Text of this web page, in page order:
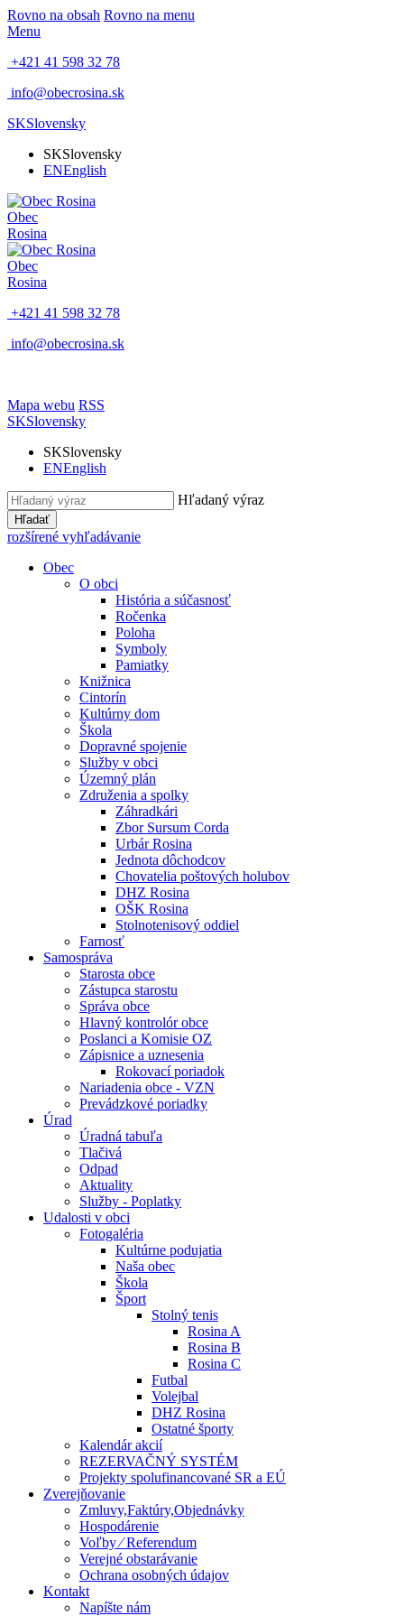
Rovno na obsah Rovno na menu
Menu
+421 41 598 32 78
info@obecrosina.sk
SKSlovensky
SKSlovensky
ENEnglish
Obec
Rosina
Obec
Rosina
+421 41 598 32 78
info@obecrosina.sk
Mapa webu RSS
SKSlovensky
SKSlovensky
ENEnglish
Hľadaný výraz
Hľadať
rozšírené vyhľadávanie
Obec
O obci
História a súčasnosť
Ročenka
Poloha
Symboly
Pamiatky
Knižnica
Cintorín
Kultúrny dom
Škola
Dopravné spojenie
Služby v obci
Územný plán
Združenia a spolky
Záhradkári
Zbor Sursum Corda
Urbár Rosina
Jednota dôchodcov
Chovatelia poštových holubov
DHZ Rosina
OŠK Rosina
Stolnotenisový oddiel
Farnosť
Samospráva
Starosta obce
Zástupca starostu
Správa obce
Hlavný kontrolór obce
Poslanci a Komisie OZ
Zápisnice a uznesenia
Rokovací poriadok
Nariadenia obce - VZN
Prevádzkové poriadky
Úrad
Úradná tabuľa
Tlačivá
Odpad
Aktuality
Služby - Poplatky
Udalosti v obci
Fotogaléria
Kultúrne podujatia
Naša obec
Škola
Šport
Stolný tenis
Rosina A
Rosina B
Rosina C
Futbal
Volejbal
DHZ Rosina
Ostatné športy
Kalendár akcií
REZERVAČNÝ SYSTÉM
Projekty spolufinancované SR a EÚ
Zverejňovanie
Zmluvy,Faktúry,Objednávky
Hospodárenie
Voľby ⁄ Referendum
Verejné obstarávanie
Ochrana osobných údajov
Kontakt
Napíšte nám